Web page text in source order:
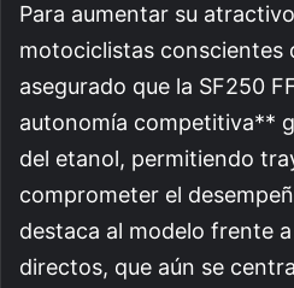
Para aumentar su
motociclistas conscientes
asegurado que la SF250
autonomía competitiva**
del etanol, permitiendo
comprometer el
destaca al modelo frente
directos, que aún se